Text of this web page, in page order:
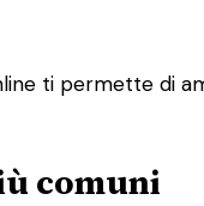
ti permette di
comuni